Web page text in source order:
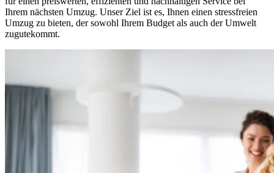
Ihrem nächsten Umzug. Unser Ziel ist es, Ihnen einen stressfreien
Umzug zu bieten, der sowohl Ihrem Budget als auch der Umwelt
zugutekommt.